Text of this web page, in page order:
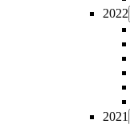
2022
2021